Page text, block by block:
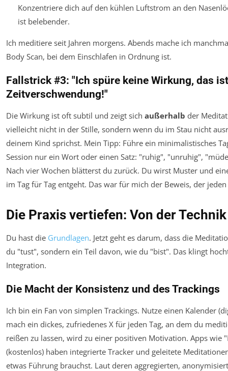
Konzentriere dich auf den kühlen Luftstrom an den
ist belebender.
Ich meditiere seit Jahren morgens. Abends mache ich
Body Scan, bei dem Einschlafen in Ordnung ist.
Fallstrick #3: "Ich spüre keine Wirkung, das ist
Zeitverschwendung!"
Die Wirkung ist oft subtil und zeigt sich außerhalb der
vielleicht nicht in der Stille, sondern wenn du im Stau nicht
deinem Kind sprichst. Mein Tipp: Führe ein minimalistisches
Session nur ein Wort oder einen Satz: "ruhig", "unruhig",
Nach vier Wochen blätterst du zurück. Du wirst Muster und
im Tag für Tag entgeht. Das war für mich der Beweis, der
Die Praxis vertiefen: Von der
Du hast die Grundlagen. Jetzt geht es darum, dass die
du "tust", sondern ein Teil davon, wie du "bist". Das klingt
Integration.
Die Macht der Konsistenz und des Trackings
Ich bin ein Fan von simplen Trackings. Nutze einen Kalender
mach ein dickes, zufriedenes X für jeden Tag, an dem du
reißen zu lassen, wird zu einer positiven Motivation. Apps wie
(kostenlos) haben integrierte Tracker und geleitete
etwas Führung brauchst. Laut deren aggregierten,